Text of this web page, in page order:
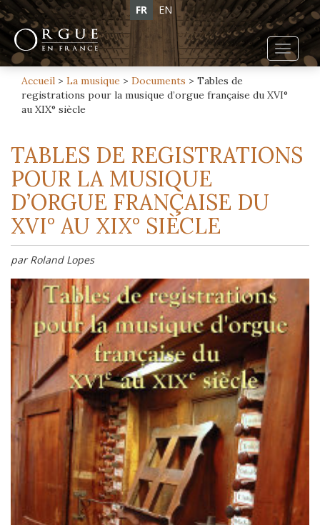
FR EN
Accueil > La musique > Documents > Tables de
registrations pour la musique d’orgue française du XVI°
au XIX° siècle
TABLES DE REGISTRATIONS
POUR LA MUSIQUE
D’ORGUE FRANÇAISE DU
XVI° AU XIX° SIÈCLE
par Roland Lopes